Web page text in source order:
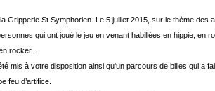
Gripperie St Symphorien. Le 5 juillet 2015, sur le thème des
qui ont joué le jeu en venant habillées en hippie, en
rocker...
mis à votre disposition ainsi qu'un parcours de billes qui a
feu d’artifice.